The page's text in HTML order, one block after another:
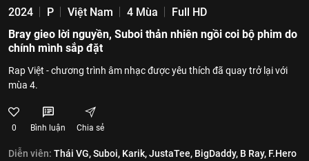
2024 P Việt Nam 4 Mùa
Full HD
Bray gieo lời nguyền, Suboi thản nhiên ngồi coi bộ phim do
chính mình sắp đặt
Rap Việt - chương trình âm nhạc được yêu thích đã quay trở lại với
mùa 4.
0 Bình luận Chia sẻ
Diễn viên: Thái VG,Suboi, Karik,JustaTee, BigDaddy, B Ray, F.Hero